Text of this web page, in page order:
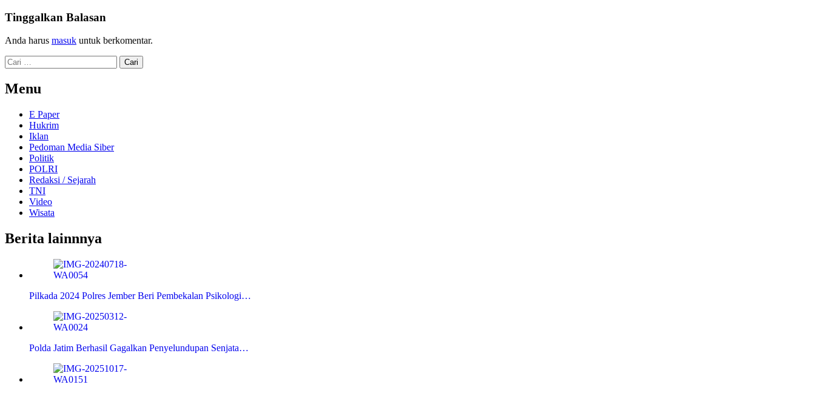
Tinggalkan Balasan
Anda harus masuk untuk berkomentar.
Cari
untuk:
Menu
E Paper
Hukrim
Iklan
Pedoman Media Siber
Politik
POLRI
Redaksi / Sejarah
TNI
Video
Wisata
Berita lainnnya
Pilkada 2024 Polres Jember Beri Pembekalan Psikologi…
Polda Jatim Berhasil Gagalkan Penyelundupan Senjata…